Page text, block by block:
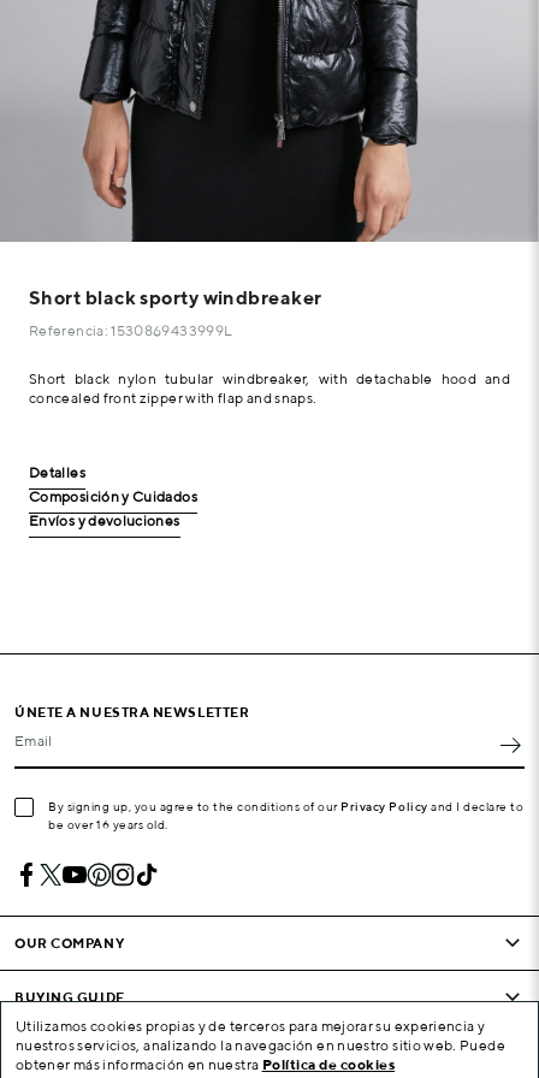
Short black sporty windbreaker
Referencia: 1530869433999L
Short black nylon tubular windbreaker, with detachable hood and
concealed front zipper with flap and snaps.
Detalles
Composición y Cuidados
Envíos y devoluciones
ÚNETE A NUESTRA NEWSLETTER
Email
By signing up, you agree to the conditions of our Privacy Policy and I declare to
be over 16 years old.
OUR COMPANY
BUYING GUIDE
CONDITIONS AND COMPANY
Utilizamos cookies propias y de terceros para mejorar su experiencia y
nuestros servicios, analizando la navegación en nuestro sitio web. Puede
obtener más información en nuestra Política de cookies